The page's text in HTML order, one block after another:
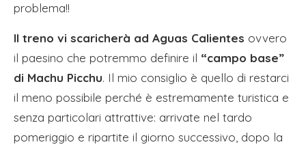
problema!!
Il treno vi scaricherà ad Aguas Calientes ovvero
il paesino che potremmo definire il “campo base”
di Machu Picchu. Il mio consiglio è quello di restarci
il meno possibile perché è estremamente turistica e
senza particolari attrattive: arrivate nel tardo
pomeriggio e ripartite il giorno successivo, dopo la